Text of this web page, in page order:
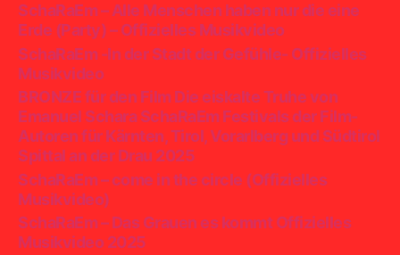
SchaRaEm – Alle Menschen haben nur die eine
Erde (Party) – Offizielles Musikvideo
SchaRaEm -In der Stadt der Gefühle- Offizielles
Musikvideo
BRONZE für den Film Die eiskalte Truhe von
Emanuel Schara SchaRaEm Festivals der Film-
Autoren für Kärnten, Tirol, Vorarlberg und Südtirol
Spittal an der Drau 2025
SchaRaEm – come in the circle (Offizielles
Musikvideo)
SchaRaEm – Das Grauen es kommt Offizielles
Musikvideo 2025